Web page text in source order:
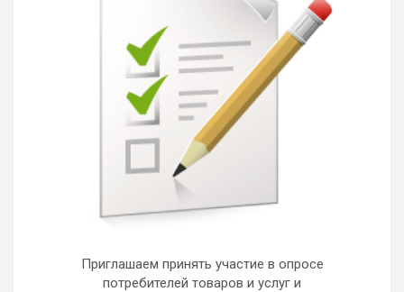
Приглашаем принять участие в опросе
потребителей товаров и услуг и